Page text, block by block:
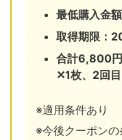
最低購入金
取得期限：
合計6,800
✕1枚、 2回
※適用条件あり
※今後クーポン